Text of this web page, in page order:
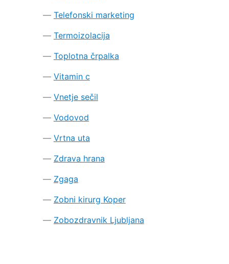
Telefonski marketing
Termoizolacija
Toplotna črpalka
Vitamin c
Vnetje sečil
Vodovod
Vrtna uta
Zdrava hrana
Zgaga
Zobni kirurg Koper
Zobozdravnik Ljubljana